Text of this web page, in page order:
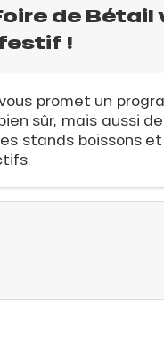
de Bétail
!
promet un
sûr, mais aussi
stands boissons